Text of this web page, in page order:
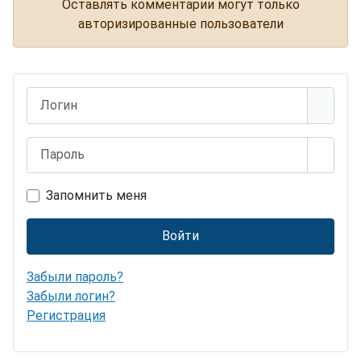
Оставлять комментарии могут только
авторизированные пользователи
Запомнить меня
Войти
Забыли пароль?
Забыли логин?
Регистрация